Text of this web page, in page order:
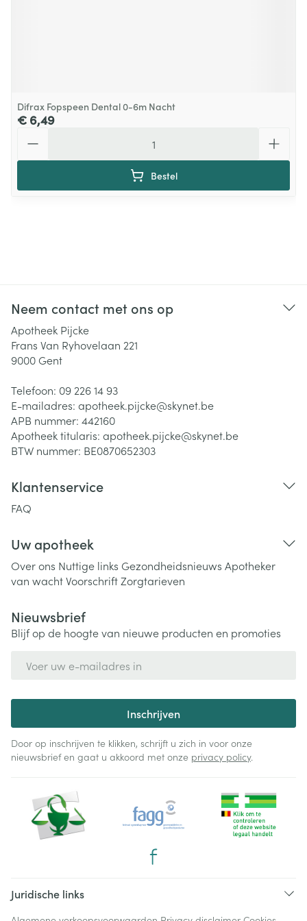
Difrax Fopspeen Dental 0-6m Nacht
€ 6,49
Bestel
Neem contact met ons op
Apotheek Pijcke
Frans Van Ryhovelaan 221
9000 Gent
Telefoon: 09 226 14 93
E-mailadres: apotheek.pijcke@skynet.be
APB nummer: 442160
Apotheek titularis: apotheek.pijcke@skynet.be
BTW nummer: BE0870652303
Klantenservice
FAQ
Uw apotheek
Over ons Nuttige links Gezondheidsnieuws Apotheker
van wachtVoorschriftZorgtarieven
Nieuwsbrief
Blijf op de hoogte van nieuwe producten en promoties
Inschrijven
Door op inschrijven te klikken, schrijft u zich in voor onze
nieuwsbrief en gaat u akkoord met onze privacy policy.
Juridische links